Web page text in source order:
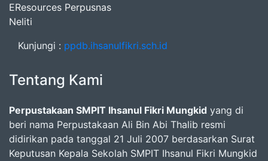
EResources Perpusnas
Neliti
Kunjungi : ppdb.ihsanulfikri.sch.id
Tentang Kami
Perpustakaan SMPIT Ihsanul Fikri Mungkid yang di
beri nama Perpustakaan Ali Bin Abi Thalib resmi
didirikan pada tanggal 21 Juli 2007 berdasarkan Surat
Keputusan Kepala Sekolah SMPIT Ihsanul Fikri Mungkid